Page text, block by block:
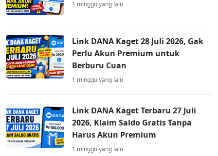
1 minggu yang lalu
Link DANA Kaget 28 Juli 2026, Gak
Perlu Akun Premium untuk
Berburu Cuan
1 minggu yang lalu
Link DANA Kaget Terbaru 27 Juli
2026, Klaim Saldo Gratis Tanpa
Harus Akun Premium
1 minggu yang lalu